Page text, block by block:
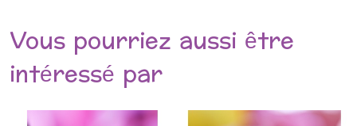
Vous pourriez aussi être
intéressé par